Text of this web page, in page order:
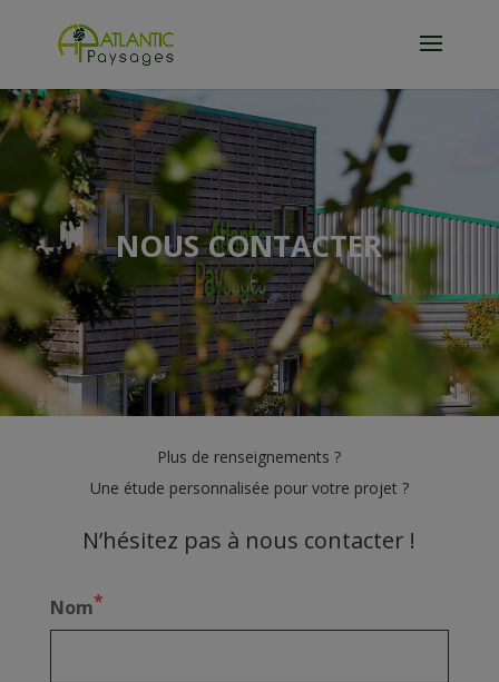
NOUS CONTACTER
Plus de renseignements ?
Une étude personnalisée pour votre projet ?
N’hésitez pas à nous contacter !
Nom*